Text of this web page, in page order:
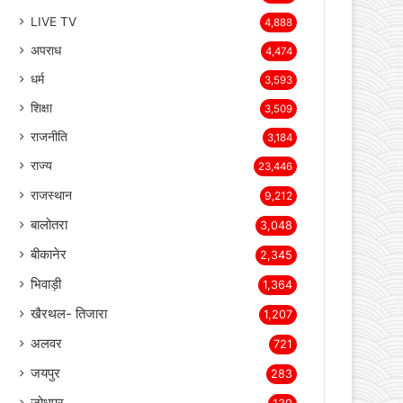
देश 7,997
4,888
4,474
3,593
3,509
3,184
23,446
राजस्थान 9,212
बालोतरा 3,048
बीकानेर 2,345
भिवाड़ी 1,364
खैरथल- तिजारा 1,207
अलवर 721
जयपुर 283